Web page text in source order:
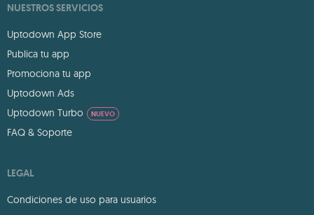
NUESTROS SERVICIOS
Uptodown App Store
Publica tu app
Promociona tu app
Uptodown Ads
Uptodown Turbo
NUEVO
FAQ & Soporte
LEGAL
Condiciones de uso para usuarios